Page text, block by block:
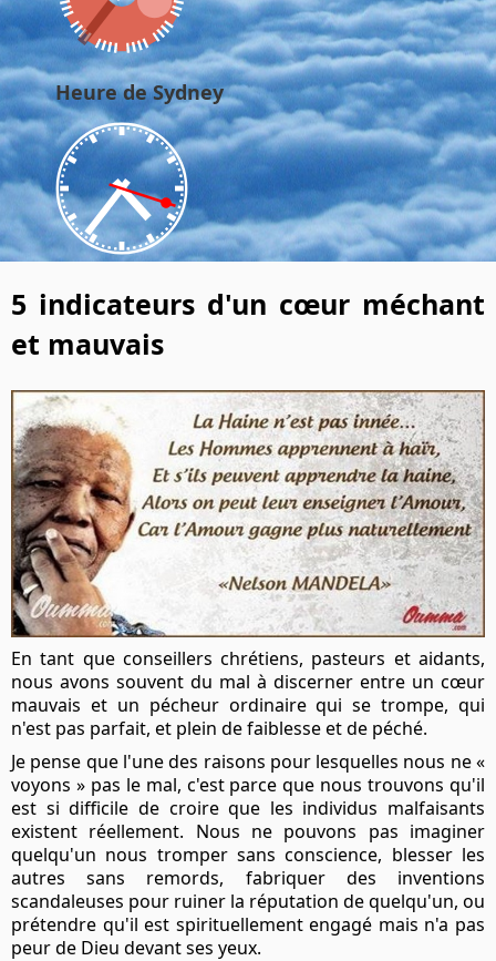
Heure de Sydney
5 indicateurs d'un cœur méchant
et mauvais
En tant que conseillers chrétiens, pasteurs et aidants,
nous avons souvent du mal à discerner entre un cœur
mauvais et un pécheur ordinaire qui se trompe, qui
n'est pas parfait, et plein de faiblesse et de péché.
Je pense que l'une des raisons pour lesquelles nous ne «
voyons » pas le mal, c'est parce que nous trouvons qu'il
est si difficile de croire que les individus malfaisants
existent réellement. Nous ne pouvons pas imaginer
quelqu'un nous tromper sans conscience, blesser les
autres sans remords, fabriquer des inventions
scandaleuses pour ruiner la réputation de quelqu'un, ou
prétendre qu'il est spirituellement engagé mais n'a pas
peur de Dieu devant ses yeux.